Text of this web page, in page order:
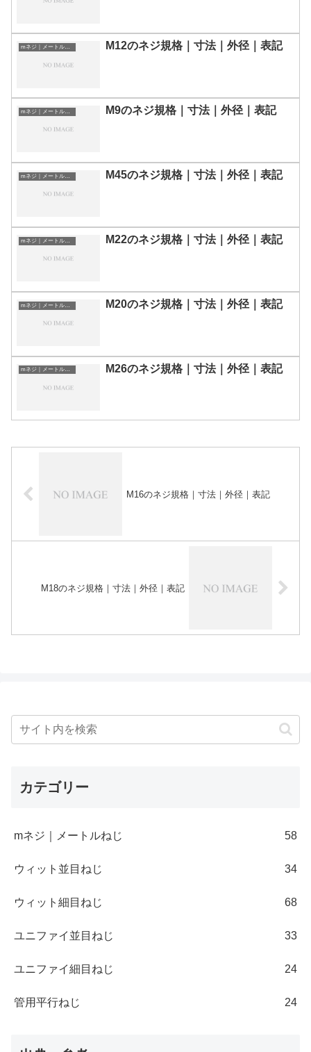
mネジ｜メートルねじ M12のネジ規格｜寸法｜外径｜表記
mネジ｜メートルねじ M9のネジ規格｜寸法｜外径｜表記
mネジ｜メートルねじ M45のネジ規格｜寸法｜外径｜表記
mネジ｜メートルねじ M22のネジ規格｜寸法｜外径｜表記
mネジ｜メートルねじ M20のネジ規格｜寸法｜外径｜表記
mネジ｜メートルねじ M26のネジ規格｜寸法｜外径｜表記
M16のネジ規格｜寸法｜外径｜表記
M18のネジ規格｜寸法｜外径｜表記
カテゴリー
mネジ｜メートルねじ 58
ウィット並目ねじ 34
ウィット細目ねじ 68
ユニファイ並目ねじ 33
ユニファイ細目ねじ 24
管用平行ねじ 24